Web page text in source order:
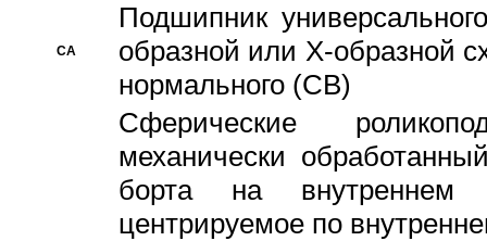
CA
Подшипник
образной или Х-образной
нормального (CB)
Сферические
механически
борта на внутреннем
центрируемое по